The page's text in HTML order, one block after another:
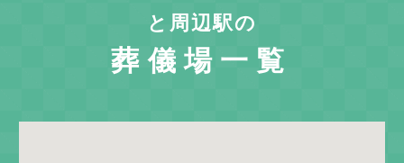
と周辺駅の
葬儀場一覧